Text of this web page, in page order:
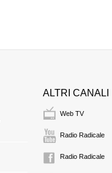
ALTRI CANALI
Web TV
Radio Radicale
Radio Radicale